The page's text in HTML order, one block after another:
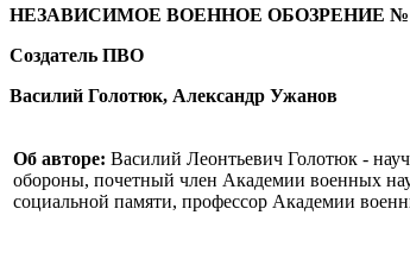
НЕЗАВИСИМОЕ ВОЕННОЕ ОБОЗРЕНИЕ № 4
Создатель ПВО
Василий Голотюк, Александр Ужанов
Об авторе: Василий Леонтьевич Голотюк -
обороны, почетный член Академии военных
социальной памяти, профессор Академии